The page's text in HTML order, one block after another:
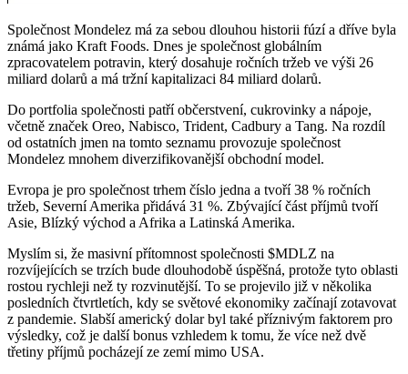
Společnost Mondelez má za sebou dlouhou historii fúzí a dříve byla
známá jako Kraft Foods. Dnes je společnost globálním
zpracovatelem potravin, který dosahuje ročních tržeb ve výši 26
miliard dolarů a má tržní kapitalizaci 84 miliard dolarů.
Do portfolia společnosti patří občerstvení, cukrovinky a nápoje,
včetně značek Oreo, Nabisco, Trident, Cadbury a Tang. Na rozdíl
od ostatních jmen na tomto seznamu provozuje společnost
Mondelez mnohem diverzifikovanější obchodní model.
Evropa je pro společnost trhem číslo jedna a tvoří 38 % ročních
tržeb, Severní Amerika přidává 31 %. Zbývající část příjmů tvoří
Asie, Blízký východ a Afrika a Latinská Amerika.
Myslím si, že masivní přítomnost společnosti $MDLZ na
rozvíjejících se trzích bude dlouhodobě úspěšná, protože tyto oblasti
rostou rychleji než ty rozvinutější. To se projevilo již v několika
posledních čtvrtletích, kdy se světové ekonomiky začínají zotavovat
z pandemie. Slabší americký dolar byl také příznivým faktorem pro
výsledky, což je další bonus vzhledem k tomu, že více než dvě
třetiny příjmů pocházejí ze zemí mimo USA.